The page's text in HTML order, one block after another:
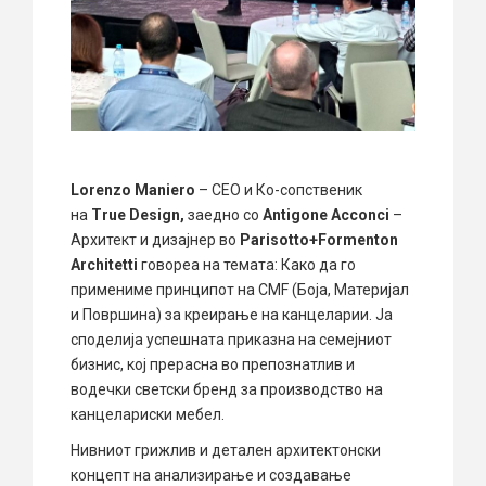
Lorenzo Maniero – CEO и Ко-сопственик
на True Design, заедно со Antigone Acconci –
Архитект и дизајнер во Parisotto+Formenton
Architetti говореа на темата: Како да го
примениме принципот на CMF (Боја, Материјал
и Површина) за креирање на канцеларии. Ја
споделија успешната приказна на семејниот
бизнис, кој прерасна во препознатлив и
водечки светски бренд за производство на
канцелариски мебел.
Нивниот грижлив и детален архитектонски
концепт на анализирање и создавање